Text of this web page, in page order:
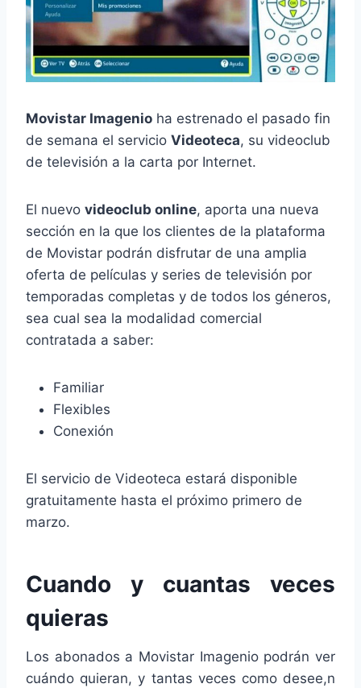
Movistar Imagenio ha estrenado el pasado fin
de semana el servicio Videoteca, su videoclub
de televisión a la carta por Internet.
El nuevo videoclub online, aporta una nueva
sección en la que los clientes de la plataforma
de Movistar podrán disfrutar de una amplia
oferta de películas y series de televisión por
temporadas completas y de todos los géneros,
sea cual sea la modalidad comercial
contratada a saber:
Familiar
Flexibles
Conexión
El servicio de Videoteca estará disponible
gratuitamente hasta el próximo primero de
marzo.
Cuando y cuantas veces
quieras
Los abonados a Movistar Imagenio podrán ver
cuándo quieran, y tantas veces como desee,n